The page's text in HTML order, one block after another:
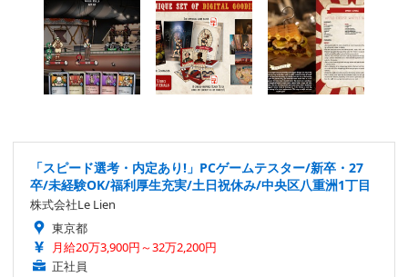
「スピード選考・内定あり!」PCゲームテスター/新卒・27
卒/未経験OK/福利厚生充実/土日祝休み/中央区八重洲1丁目
株式会社Le Lien
東京都
月給20万3,900円～32万2,200円
正社員